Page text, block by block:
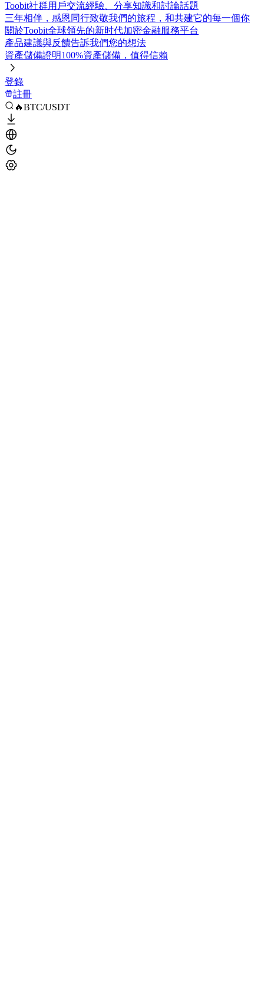
Toobit社群用戶交流經驗、分享知識和討論話題
三年相伴，感恩同行致敬我們的旅程，和共建它的每一個你
關於Toobit全球領先的新时代加密金融服務平台
產品建議與反饋告訴我們您的想法
資產儲備證明100%資產儲備，值得信賴
登錄
註冊
🔥BTC/USDT